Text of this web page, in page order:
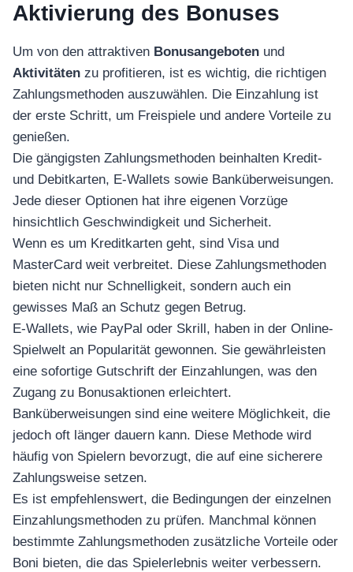
Aktivierung des Bonuses
Um von den attraktiven Bonusangeboten und
Aktivitäten zu profitieren, ist es wichtig, die richtigen
Zahlungsmethoden auszuwählen. Die Einzahlung ist
der erste Schritt, um Freispiele und andere Vorteile zu
genießen.
Die gängigsten Zahlungsmethoden beinhalten Kredit-
und Debitkarten, E-Wallets sowie Banküberweisungen.
Jede dieser Optionen hat ihre eigenen Vorzüge
hinsichtlich Geschwindigkeit und Sicherheit.
Wenn es um Kreditkarten geht, sind Visa und
MasterCard weit verbreitet. Diese Zahlungsmethoden
bieten nicht nur Schnelligkeit, sondern auch ein
gewisses Maß an Schutz gegen Betrug.
E-Wallets, wie PayPal oder Skrill, haben in der Online-
Spielwelt an Popularität gewonnen. Sie gewährleisten
eine sofortige Gutschrift der Einzahlungen, was den
Zugang zu Bonusaktionen erleichtert.
Banküberweisungen sind eine weitere Möglichkeit, die
jedoch oft länger dauern kann. Diese Methode wird
häufig von Spielern bevorzugt, die auf eine sicherere
Zahlungsweise setzen.
Es ist empfehlenswert, die Bedingungen der einzelnen
Einzahlungsmethoden zu prüfen. Manchmal können
bestimmte Zahlungsmethoden zusätzliche Vorteile oder
Boni bieten, die das Spielerlebnis weiter verbessern.